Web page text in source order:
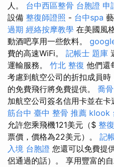
人。 台中西區整骨 台胞證 申
設備 整復師證照 - 台中spa
過期 經絡按摩教學 在美國風
動酒吧享用一些飲料。
費的高速WiFi。 記帳士 題庫
運輸服務。 竹北 整復 他們還
考慮到航空公司的折扣成員
的免費飛行將免費提供。 喬骨
加航空公司簽名信用卡並在卡
筋台中 臺中 整骨 推薦 klook
允許您乘飛機121美元（$ 整復
票價，價格為22美元）。 記
入境 台胞證 您還可以免費提
侶通過的話）。 享用豐富的